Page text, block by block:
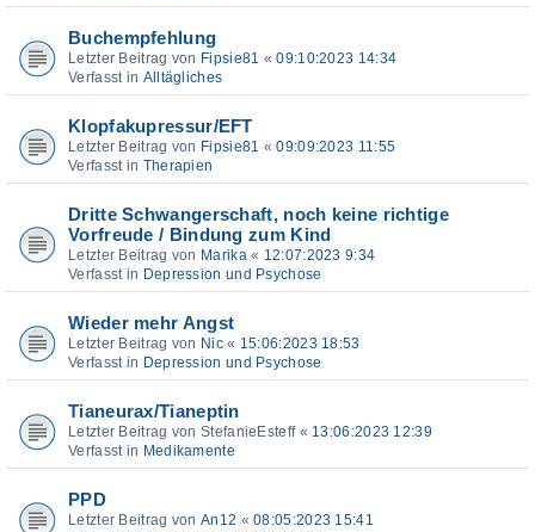
Buchempfehlung
Letzter Beitrag von Fipsie81 «09:10:2023 14:34
Verfasst in Alltägliches
Klopfakupressur/EFT
Letzter Beitrag von Fipsie81 «09:09:2023 11:55
Verfasst in Therapien
Dritte Schwangerschaft, noch keine richtige
Vorfreude / Bindung zum Kind
Letzter Beitrag von Marika« 12:07:2023 9:34
Verfasst in Depression und Psychose
Wieder mehr Angst
Letzter Beitrag von Nic« 15:06:2023 18:53
Verfasst in Depression und Psychose
Tianeurax/Tianeptin
Letzter Beitrag vonStefanieEsteff« 13:06:2023 12:39
Verfasst in Medikamente
PPD
Letzter Beitrag von An12 «08:05:2023 15:41